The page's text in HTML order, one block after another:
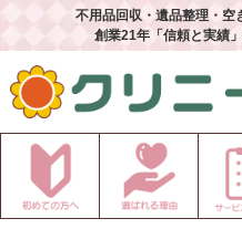
不用品回収・遺品整理・空
創業21年「信頼と実績